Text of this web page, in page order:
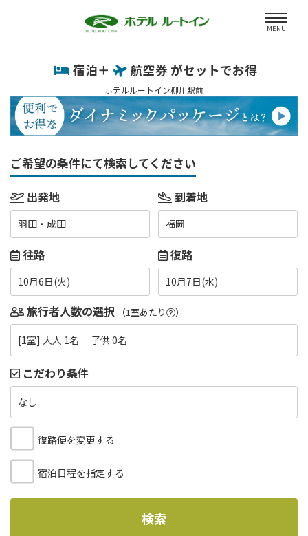
MENU
宿泊＋ 航空券 がセットでお得
ホテルルートイン柳川駅前
ご希望の条件にて検索してください
出発地
羽田・成田
到着地
福岡
往路
10月6日(火)
復路
10月7日(水)
旅行者人数の選択 （1室あたり ）
[1室] 大人 1名 子供 0名
こだわり条件
なし
復路便を変更する
宿泊日程を指定する
検索